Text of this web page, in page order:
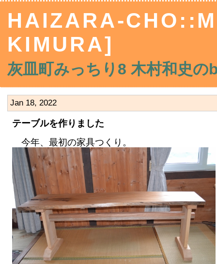
HAIZARA-
KIMURA]
灰皿町みっちり8 木村和史
Jan 18, 2022
テーブルを作りました
今年、最初の家具つくり。